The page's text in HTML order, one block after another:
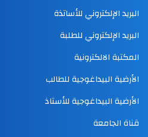
البريد الإلكتروني للأساتذة
البريد الإلكتروني للطلبة
المكتبة الالكترونية
الأرضية البيداغوجية للطالب
الأرضية البيداغوجية للأستاذ
قناة الجامعة